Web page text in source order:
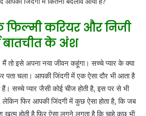
करियर और निजी
बातचीत के अंश
मैं तो इसे अपना नया जीवन कहूंगा। सच्चे प्यार के क्या
पता चला। आपकी जिंदगी में एक ऐसा दौर भी आता है
सच्चे प्यार जैसी कोई चीज होती है, इस पर से भी
फिर आपकी जिंदगी में कुछ ऐसा होता है, कि जब
होती है फिर ऐसा लगने लगता है कि चाहे कुछ भी